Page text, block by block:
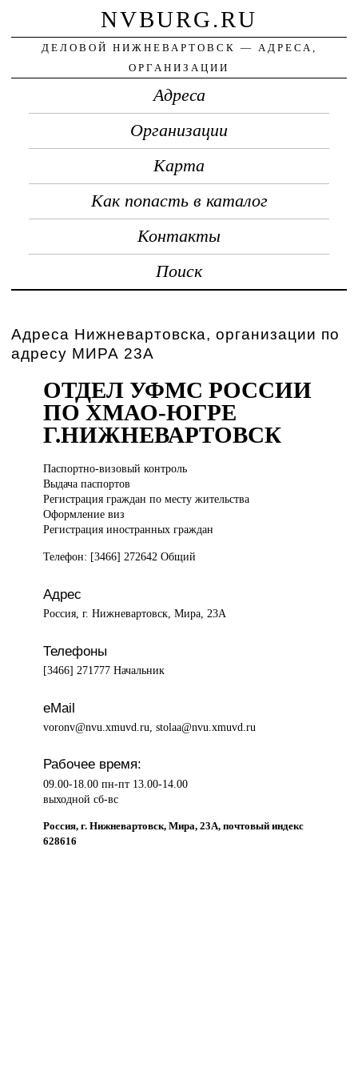
NVBURG.RU
ДЕЛОВОЙ НИЖНЕВАРТОВСК — АДРЕСА,
ОРГАНИЗАЦИИ
Адреса
Организации
Карта
Как попасть в каталог
Контакты
Поиск
Адреса Нижневартовска, организации по
адресу МИРА 23А
ОТДЕЛ УФМС РОССИИ
ПО ХМАО-ЮГРЕ
Г.НИЖНЕВАРТОВСК
Паспортно-визовый контроль
Выдача паспортов
Регистрация граждан по месту жительства
Оформление виз
Регистрация иностранных граждан
Телефон: [3466] 272642 Общий
Адрес
Россия, г. Нижневартовск, Мира, 23А
Телефоны
[3466] 271777 Начальник
eMail
voronv@nvu.xmuvd.ru, stolaa@nvu.xmuvd.ru
Рабочее время:
09.00-18.00 пн-пт 13.00-14.00
выходной сб-вс
Россия, г. Нижневартовск, Мира, 23А, почтовый индекс
628616